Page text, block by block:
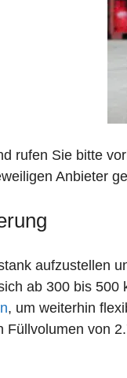
rufen Sie bitte
Anbieter
aufzustellen
ab 300 bis
, um weiterhin
von